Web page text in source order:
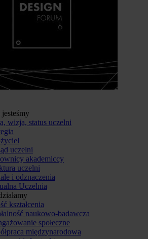
wizja, status uczelni
uczelni
akademiccy
uczelni
i odznaczenia
Uczelnia
kształcenia
naukowo-badawcza
społeczne
międzynarodowa